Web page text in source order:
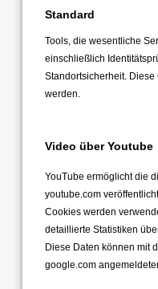
Otto-Hahn-Gymnasium
Carl-Zeiss-Straße 6
D-37081 Göttingen
Germany
Tel.0551/400-5380
e-mail:
Home
Über uns
Neuer 5. Jahrgang
Standard
Tools, die wesentliche
einschließlich
Standortsicherheit.
werden.
Video über Youtube
YouTube ermöglicht die
youtube.com
Cookies werden
detaillierte Statistiken
Diese Daten können mit
google.com